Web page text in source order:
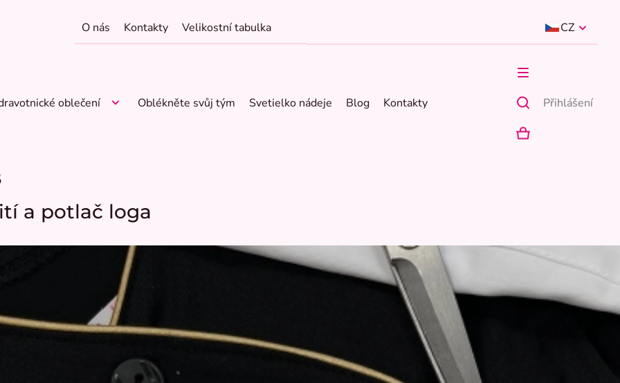
O nás Kontakty Velikostní tabulka CZ
oblečení Oblékněte svůj tým Svetielko nádeje Blog Kontakty Přihlášení
NÁKUPNÍ
a potlač loga